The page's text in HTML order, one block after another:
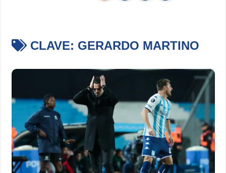
CLAVE: GERARDO MARTINO